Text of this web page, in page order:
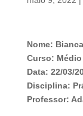
Nome:
Curso:
Data: 22/03/
Disciplina:
Professor: